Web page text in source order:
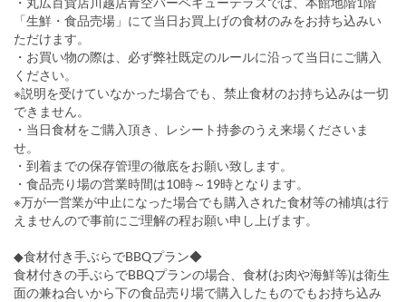
「生鮮・食品売場」にて当日お買上げの食材のみをお持ち込みい
ただけます。
・お買い物の際は、必ず弊社既定のルールに沿って当日にご購入
ください。
※説明を受けていなかった場合でも、禁止食材のお持ち込みは一切
できません。
・当日食材をご購入頂き、レシート持参のうえ来場くださいま
せ。
・到着までの保存管理の徹底をお願い致します。
・食品売り場の営業時間は10時～19時となります。
※万が一営業が中止になった場合でも購入された食材等の補填は行
えませんので事前にご理解の程お願い申し上げます。
◆食材付き手ぶらでBBQプラン◆
食材付きの手ぶらでBBQプランの場合、食材(お肉や海鮮等)は衛生
面の兼ね合いから下の食品売り場で購入したものでもお持ち込み